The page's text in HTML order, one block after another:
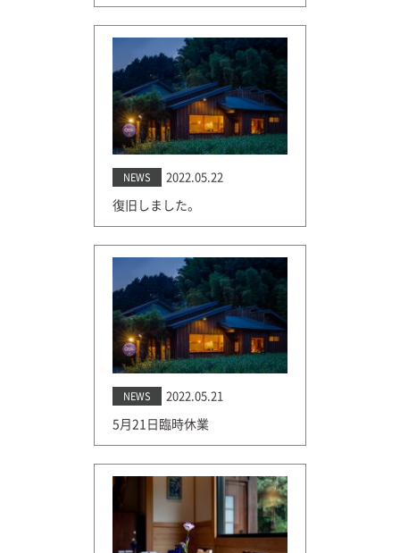
NEWS 2022.05.22
復旧しました。
NEWS 2022.05.21
5月21日臨時休業